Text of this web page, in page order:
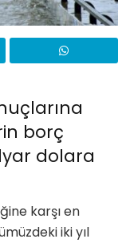
borç
dolara
karşı en
iki yıl